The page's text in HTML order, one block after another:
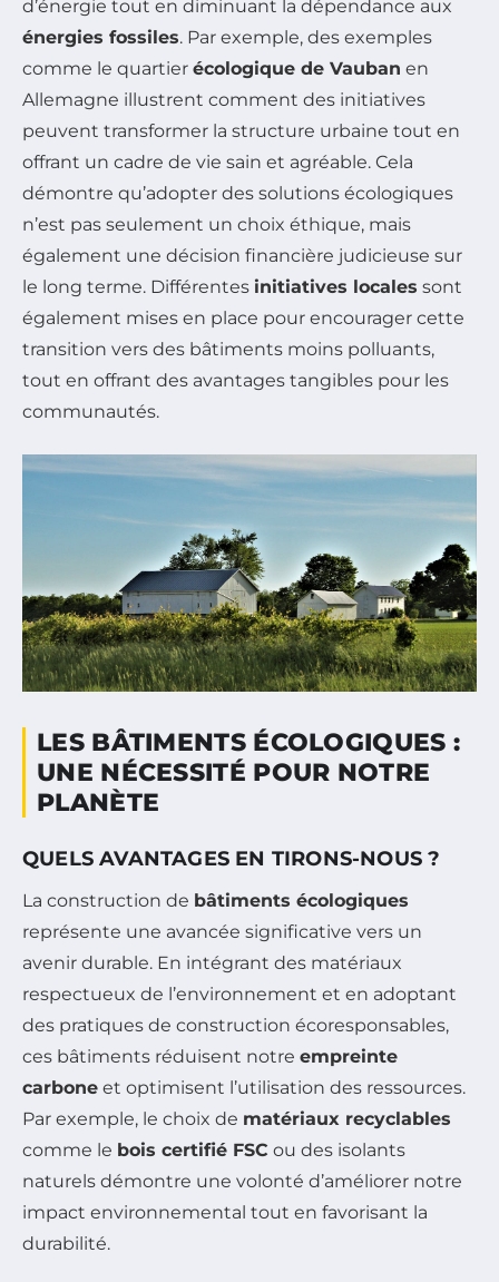
d’énergie tout en diminuant la dépendance aux
énergies fossiles. Par exemple, des exemples
comme le quartier écologique de Vauban en
Allemagne illustrent comment des initiatives
peuvent transformer la structure urbaine tout en
offrant un cadre de vie sain et agréable. Cela
démontre qu’adopter des solutions écologiques
n’est pas seulement un choix éthique, mais
également une décision financière judicieuse sur
le long terme. Différentes initiatives locales sont
également mises en place pour encourager cette
transition vers des bâtiments moins polluants,
tout en offrant des avantages tangibles pour les
communautés.
LES BÂTIMENTS ÉCOLOGIQUES :
UNE NÉCESSITÉ POUR NOTRE
PLANÈTE
QUELS AVANTAGES EN TIRONS-NOUS ?
La construction de bâtiments écologiques
représente une avancée significative vers un
avenir durable. En intégrant des matériaux
respectueux de l’environnement et en adoptant
des pratiques de construction écoresponsables,
ces bâtiments réduisent notre empreinte
carbone et optimisent l’utilisation des ressources.
Par exemple, le choix de matériaux recyclables
comme le bois certifié FSC ou des isolants
naturels démontre une volonté d’améliorer notre
impact environnemental tout en favorisant la
durabilité.